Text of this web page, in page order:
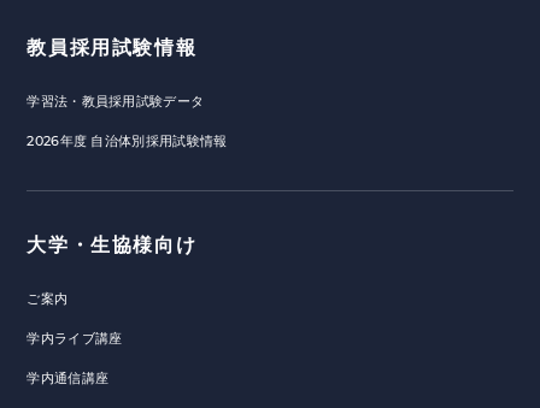
教員採用試験情報
学習法・教員採用試験データ
2026年度 自治体別採用試験情報
大学・生協様向け
ご案内
学内ライブ講座
学内通信講座